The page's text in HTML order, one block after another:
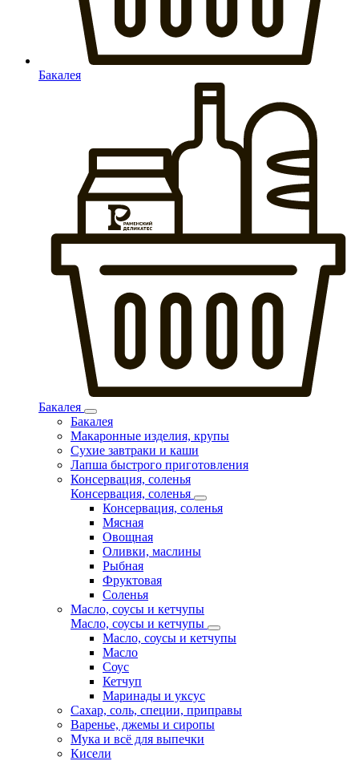
Бакалея
Бакалея
Бакалея
Макаронные изделия, крупы
Сухие завтраки и каши
Лапша быстрого приготовления
Консервация, соленья
Консервация, соленья
Консервация, соленья
Мясная
Овощная
Оливки, маслины
Рыбная
Фруктовая
Соленья
Масло, соусы и кетчупы
Масло, соусы и кетчупы
Масло, соусы и кетчупы
Масло
Соус
Кетчуп
Маринады и уксус
Сахар, соль, специи, приправы
Варенье, джемы и сиропы
Мука и всё для выпечки
Кисели